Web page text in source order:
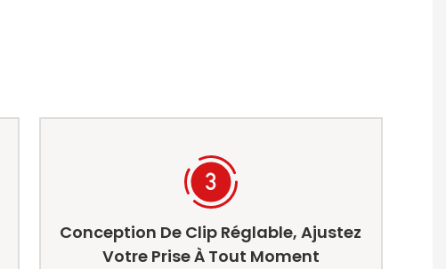
Conception De Clip Réglable, Ajustez
Votre Prise À Tout Moment